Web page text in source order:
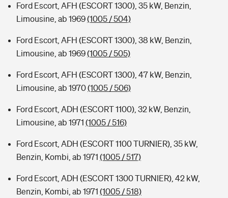
Ford Escort, AFH (ESCORT 1300), 35 kW, Benzin,
Limousine, ab 1969(1005 / 504)
Ford Escort, AFH (ESCORT 1300), 38 kW, Benzin,
Limousine, ab 1969(1005 / 505)
Ford Escort, AFH (ESCORT 1300), 47 kW, Benzin,
Limousine, ab 1970(1005 / 506)
Ford Escort, ADH (ESCORT 1100), 32 kW, Benzin,
Limousine, ab 1971 (1005 / 516)
Ford Escort, ADH (ESCORT 1100 TURNIER), 35 kW,
Benzin, Kombi, ab 1971 (1005 / 517)
Ford Escort, ADH (ESCORT 1300 TURNIER), 42 kW,
Benzin, Kombi, ab 1971 (1005 / 518)